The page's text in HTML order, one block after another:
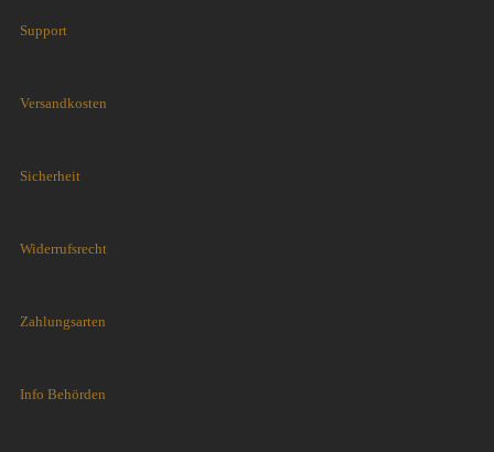
Support
Versandkosten
Sicherheit
Widerrufsrecht
Zahlungsarten
Info Behörden